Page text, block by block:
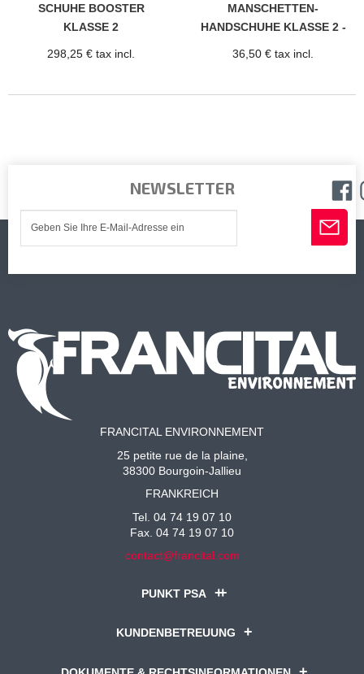
SCHUHE BOOSTER
KLASSE 2
298,25 € tax incl.
MANSCHETTEN-
HANDSCHUHE KLASSE 2 -
36,50 € tax incl.
NEWSLETTER
FRANCITAL ENVIRONNEMENT
25 petite rue de la plaine,
38300 Bourgoin-Jallieu
FRANKREICH
Tel. 04 74 19 07 10
Fax. 04 74 19 07 10
contact@francital.com
PUNKT PSA
KUNDENBETREUUNG